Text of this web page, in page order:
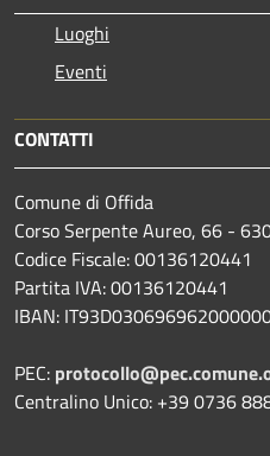
Luoghi
Eventi
CONTATTI
Comune di Offida
Corso Serpente Aureo, 66 -
Codice Fiscale: 00136120441
Partita IVA: 00136120441
IBAN:
PEC:
Centralino Unico: +39 0736